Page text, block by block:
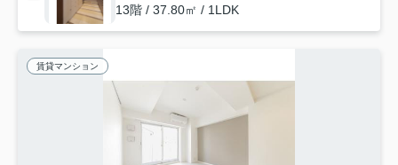
13階 / 37.80㎡ / 1LDK
賃貸マンション